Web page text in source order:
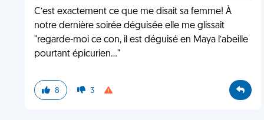
C’est exactement ce que me disait sa femme! À
notre dernière soirée déguisée elle me glissait
"regarde-moi ce con, il est déguisé en Maya l’abeille
pourtant épicurien..."
8 3